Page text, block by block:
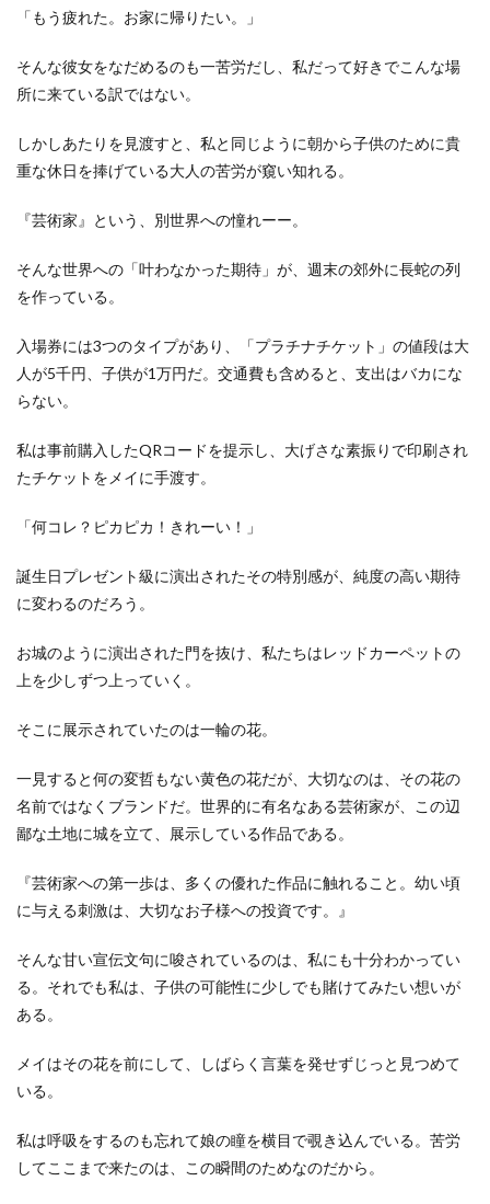
「もう疲れた。お家に帰りたい。」
そんな彼女をなだめるのも一苦労だし、私だって好きでこんな場
所に来ている訳ではない。
しかしあたりを見渡すと、私と同じように朝から子供のために貴
重な休日を捧げている大人の苦労が窺い知れる。
『芸術家』という、別世界への憧れーー。
そんな世界への「叶わなかった期待」が、週末の郊外に長蛇の列
を作っている。
入場券には3つのタイプがあり、「プラチナチケット」の値段は大
人が5千円、子供が1万円だ。交通費も含めると、支出はバカにな
らない。
私は事前購入したQRコードを提示し、大げさな素振りで印刷され
たチケットをメイに手渡す。
「何コレ？ピカピカ！きれーい！」
誕生日プレゼント級に演出されたその特別感が、純度の高い期待
に変わるのだろう。
お城のように演出された門を抜け、私たちはレッドカーペットの
上を少しずつ上っていく。
そこに展示されていたのは一輪の花。
一見すると何の変哲もない黄色の花だが、大切なのは、その花の
名前ではなくブランドだ。世界的に有名なある芸術家が、この辺
鄙な土地に城を立て、展示している作品である。
『芸術家への第一歩は、多くの優れた作品に触れること。幼い頃
に与える刺激は、大切なお子様への投資です。』
そんな甘い宣伝文句に唆されているのは、私にも十分わかってい
る。それでも私は、子供の可能性に少しでも賭けてみたい想いが
ある。
メイはその花を前にして、しばらく言葉を発せずじっと見つめて
いる。
私は呼吸をするのも忘れて娘の瞳を横目で覗き込んでいる。苦労
してここまで来たのは、この瞬間のためなのだから。